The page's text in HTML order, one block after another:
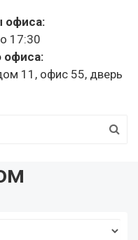
офиса:
17:30
офиса:
11, офис 55, дверь